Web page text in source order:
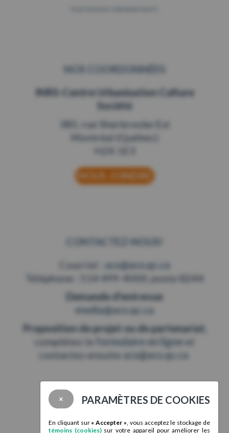
NOS COORDONNÉES
INRS-Centre Urbanisation Culture
Société
385, rue Sherbrooke Est
Montréal (Québec)
NOUS JOINDRE
CONTACTEZ-NOUS!
Courriel :
acs@acs.qc.ca
Téléphone : 514 499-4000, poste 8244
Demande d'entrevue
media@acs.qc.ca
Proposition de projet ou de partenariat
complétez le
formulaire en ligne et
contactez ensuite acs@acs.qc.ca
× PARAMÈTRES DE COOKIES
En cliquant sur « Accepter », vous acceptez le stockage de
témoins (cookies)sur votre appareil pour améliorer les